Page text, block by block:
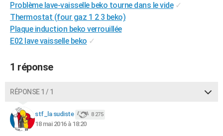
PHOTO
GUIDES D'ACHAT
CARTE DE VOEUX
Carte de Noël
Carte Bonne année
Carte Saint-Valentin
Carte Pâques
Carte d'anniversaire
DICTIONNAIRE
Dictionnaire
Biographies
Citations
Expressions
Proverbes
PROGRAMME TV
Problème lave-vaisselle beko tourne dans le vide ✓
Thermostat (four gaz 1 2 3 beko)
Plaque induction beko verrouillée
E02 lave vaisselle beko ✓
1 réponse
RÉPONSE 1 / 1
stf_la sudiste 8 275
18 mai 2016 à 18:20